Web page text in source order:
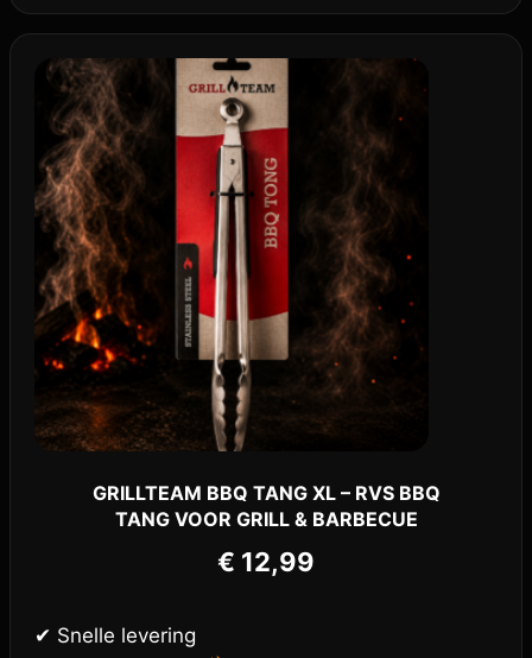
GRILLTEAM BBQ TANG XL – RVS BBQ
TANG VOOR GRILL & BARBECUE
€ 12,99
✔ Snelle levering